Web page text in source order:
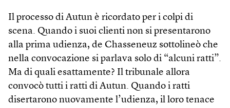
Il processo di Autun è ricordato per i colpi di
scena. Quando i suoi clienti non si presentarono
alla prima udienza, de Chasseneuz sottolineò che
nella convocazione si parlava solo di “alcuni ratti”.
Ma di quali esattamente? Il tribunale allora
convocò tutti i ratti di Autun. Quando i ratti
disertarono nuovamente l’udienza, il loro tenace